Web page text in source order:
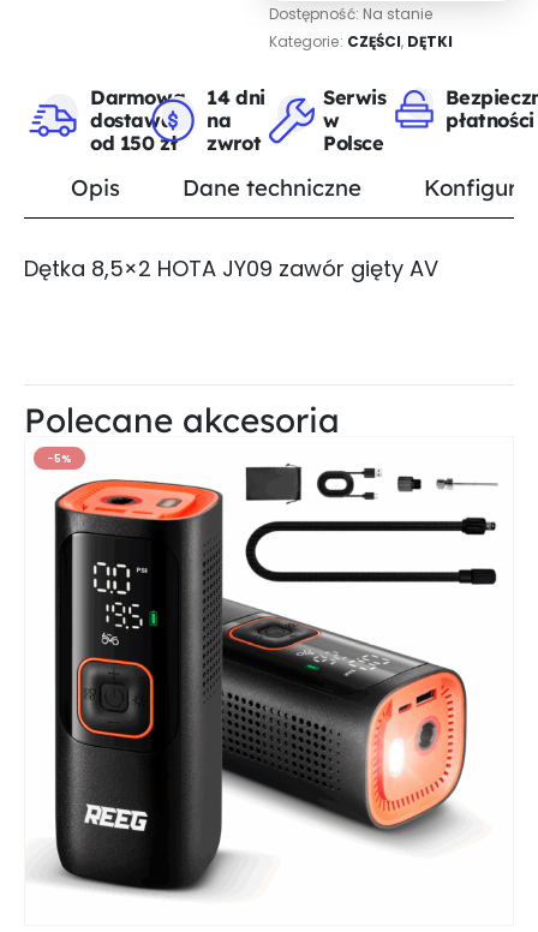
Dostępność: Na stanie
Kategorie: CZĘŚCI, DĘTKI
Darmowa
dostawa
od 150 zł
14 dni
na
zwrot
Serwis
w
Polsce
płatności
Opis Dane techniczne
Dętka 8,5×2 HOTA JY09 zawór gięty AV
Polecane akcesoria
-5%